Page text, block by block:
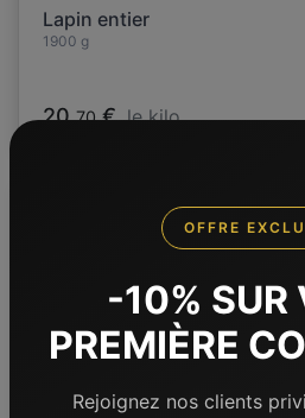
Lapin entier
1900 g
20,70€ le kilo
OFFRE
-10% SUR
PREMIÈRE
Rejoignez nos clients